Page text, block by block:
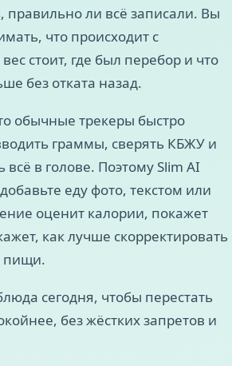
правильно ли всё записали. Вы
что происходит с
стоит, где был перебор и что
без отката назад.
обычные трекеры быстро
граммы, сверять КБЖУ и
в голове. Поэтому Slim AI
еду фото, текстом или
оценит калории, покажет
как лучше скорректировать
пищи.
сегодня, чтобы перестать
без жёстких запретов и